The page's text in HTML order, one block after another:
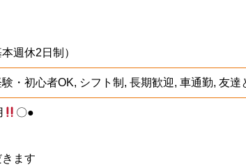
週休2日制）
・初心者OK, シフト制, 長期歓迎, 車通勤, 友達
〇●
ます